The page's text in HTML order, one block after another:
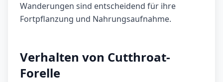
Wanderungen sind entscheidend für ihre
Fortpflanzung und Nahrungsaufnahme.
Verhalten von Cutthroat-
Forelle